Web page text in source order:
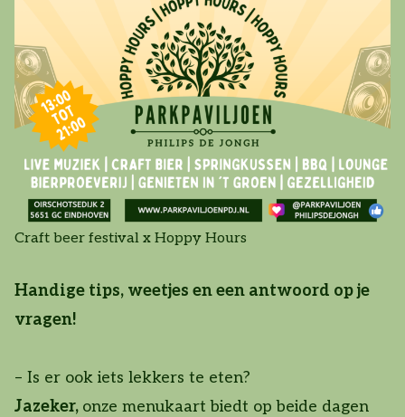
Craft beer festival x Hoppy Hours
Handige tips, weetjes en een antwoord op je
vragen!
– Is er ook iets lekkers te eten?
Jazeker, onze menukaart biedt op beide dagen